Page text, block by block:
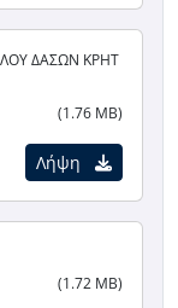
ΔΑΣΩΝ ΚΡΗΤ
(1.76 MB)
Λήψη
(1.72 MB)